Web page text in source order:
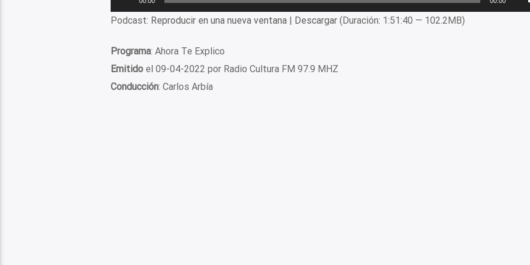
de
Podcast: Reproducir en una nueva ventana| Descargar(Duración: 1:51:40 — 102.2MB)
Programa: Ahora Te Explico
Emitidoel 09-04-2022 por Radio Cultura FM 97.9 MHZ
Conducción: Carlos Arbía